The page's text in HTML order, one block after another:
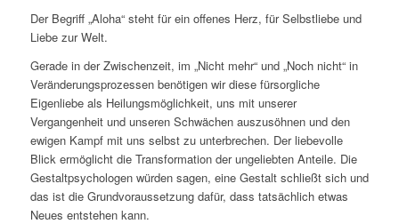
Der Begriff „Aloha“ steht für ein offenes Herz, für Selbstliebe und
Liebe zur Welt.
Gerade in der Zwischenzeit, im „Nicht mehr“ und „Noch nicht“ in
Veränderungsprozessen benötigen wir diese fürsorgliche
Eigenliebe als Heilungsmöglichkeit, uns mit unserer
Vergangenheit und unseren Schwächen auszusöhnen und den
ewigen Kampf mit uns selbst zu unterbrechen. Der liebevolle
Blick ermöglicht die Transformation der ungeliebten Anteile. Die
Gestaltpsychologen würden sagen, eine Gestalt schließt sich und
das ist die Grundvoraussetzung dafür, dass tatsächlich etwas
Neues entstehen kann.